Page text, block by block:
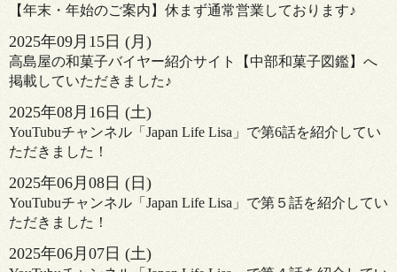
【年末・年始のご案内】休まず通常営業しております♪
2025年09月 15日 (月)
高島屋の和菓子バイヤー紹介サイト【中部和菓子図鑑】へ
掲載していただきました♪
2025年08 月 16日 (土)
YouTubuチャンネル「Japan Life Lisa」で第6話を紹介してい
ただきました！
2025年06 月 08日 (日)
YouTubuチャンネル「Japan Life Lisa」で第５話を紹介してい
ただきました！
2025年06 月 07日 (土)